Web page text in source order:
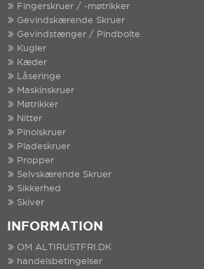
Fingerskruer / -møtrikker
Gevindskærende Skruer
Gevindstænger / Pindbolte
Kugler
Kæder
Låseringe
Maskinskruer
Møtrikker
Nitter
Pinolskruer
Pladeskruer
Propper
Selvskærende Skruer
Sikkerhed
Skiver
INFORMATION
OM ALTIRUSTFRI.DK
handelsbetingelser